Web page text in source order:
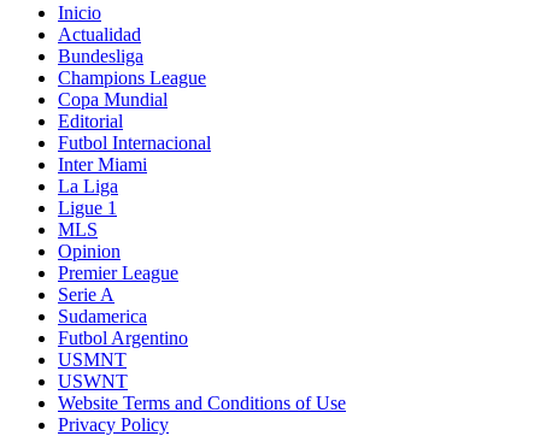
Inicio
Actualidad
Bundesliga
Champions League
Copa Mundial
Editorial
Futbol Internacional
Inter Miami
La Liga
Ligue 1
MLS
Opinion
Premier League
Serie A
Sudamerica
Futbol Argentino
USMNT
USWNT
Website Terms and Conditions of Use
Privacy Policy